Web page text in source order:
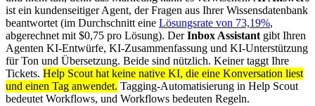
ist ein kundenseitiger Agent, der Fragen aus Ihrer Wissensdatenbank
beantwortet (im Durchschnitt eine Lösungsrate von 73,19%,
abgerechnet mit $0,75 pro Lösung). DerInbox Assistant gibt Ihren
Agenten KI-Entwürfe, KI-Zusammenfassung und KI-Unterstützung
für Ton und Übersetzung. Beide sind nützlich. Keiner taggt Ihre
Tickets. Help Scout hat keine native KI, die eine Konversation liest
und einen Tag anwendet. Tagging-Automatisierung in Help Scout
bedeutet Workflows, und Workflows bedeuten Regeln.